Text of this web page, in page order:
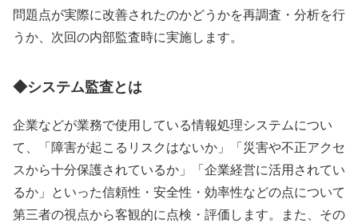
問題点が実際に改善されたのかどうかを再調査・分析を行
うか、次回の内部監査時に実施します。
◆システム監査とは
企業などが業務で使用している情報処理システムについ
て、「障害が起こるリスクはないか」「災害や不正アクセ
スから十分保護されているか」「企業経営に活用されてい
るか」といった信頼性・安全性・効率性などの点について
第三者の視点から客観的に点検・評価します。また、その